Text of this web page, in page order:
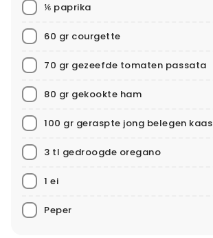
⅙ paprika
60 gr courgette
70 gr gezeefde tomaten passata
80 gr gekookte ham
100 gr geraspte jong belegen kaas
3 tl gedroogde oregano
1 ei
Peper